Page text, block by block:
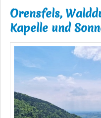
Orensfels,
Kapelle und